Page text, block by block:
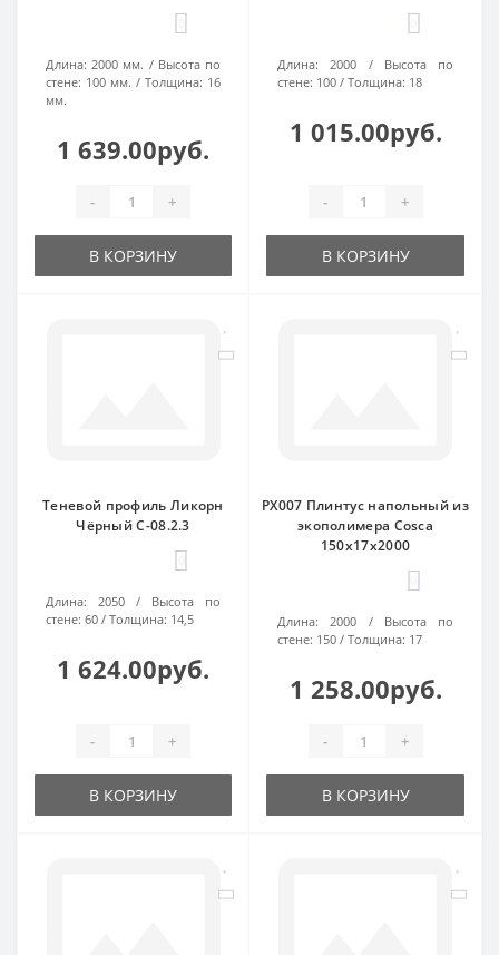
Длина: 2000 мм.
Высота по
стене: 100 мм. Толщина: 16
мм.
1 639.00руб.
- +
В КОРЗИНУ
Длина: 2000
Высота по
стене: 100 Толщина: 18
1 015.00руб.
- +
В КОРЗИНУ
Теневой профиль Ликорн
Чёрный С-08.2.3
Длина: 2050
Высота по
стене: 60 Толщина: 14,5
1 624.00руб.
- +
В КОРЗИНУ
PX007 Плинтус напольный из
экополимера Cosca
150х17х2000
Длина: 2000
Высота по
стене: 150 Толщина: 17
1 258.00руб.
- +
В КОРЗИНУ